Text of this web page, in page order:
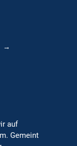
auf
Gemeint